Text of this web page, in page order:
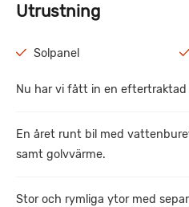
Utrustning
Solpanel
Nu har vi fått in en
En året runt bil med
samt golvvärme.
Stor och rymliga ytor med